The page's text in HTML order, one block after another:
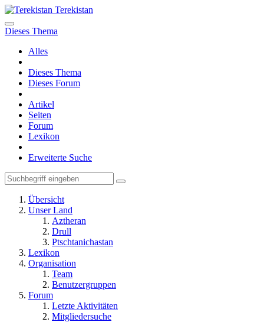
Terekistan
Dieses Thema
Alles
Dieses Thema
Dieses Forum
Artikel
Seiten
Forum
Lexikon
Erweiterte Suche
Übersicht
Unser Land
Aztheran
Drull
Ptschtanichastan
Lexikon
Organisation
Team
Benutzergruppen
Forum
Letzte Aktivitäten
Mitgliedersuche